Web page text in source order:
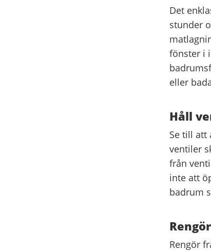
Det
stunder
fönster i
eller
Håll
Se till att
ventiler
från
inte att
badrum
Rengör
Rengör